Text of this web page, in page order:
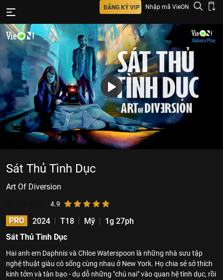
ĐĂNG KÝ VIP Nhập mã VieON
Sát Thủ Tình Dục
Art Of Diversion
4.9
PRO 2024 T18 Mỹ
1g 27ph
Sát Thủ Tình Dục
Hai anh em Daphnis và Chloe Waterspoon là những nhà sưu tập
nghệ thuật giàu có sống cùng nhau ở New York. Họ chia sẻ sở thích
kinh tởm và tàn bạo - dụ dỗ những "chú nai" vào quan hệ tình dục, rồi